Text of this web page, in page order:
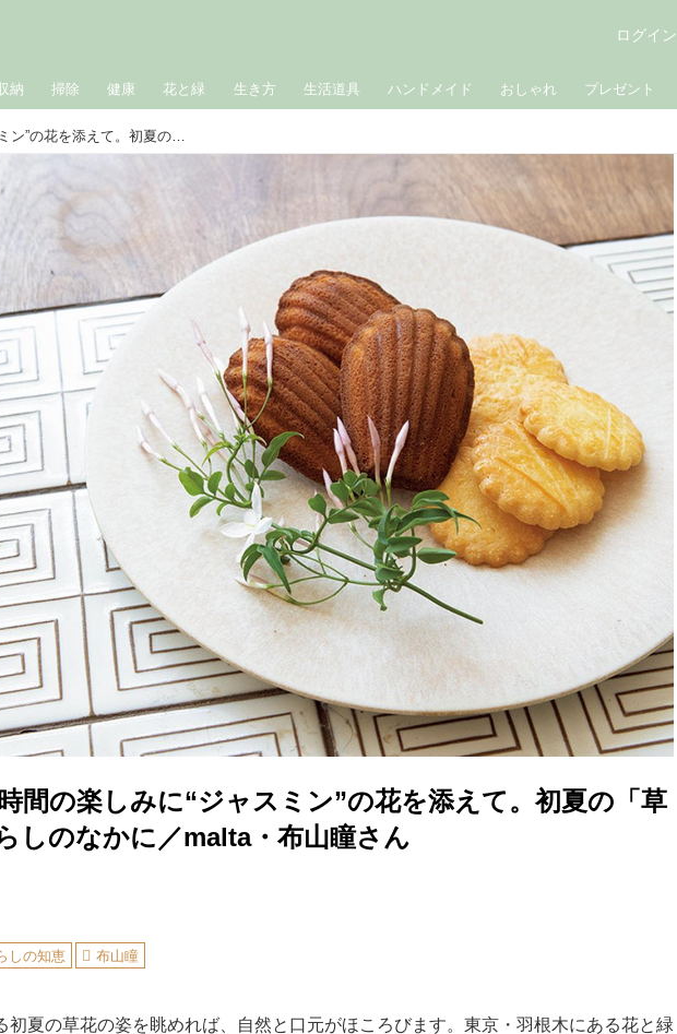
納 掃除 健康 花と緑 生き方 生活道具 ハンドメイド おしゃれ プレゼント
ログイン
おやつの時間の楽しみに“ジャスミン”の花を添えて。初夏の「草花」を暮らしのなかに／malta・布山瞳さん
間の楽しみに“ジャスミン”の花を添えて。初夏の「草
しのなかに／malta・布山瞳さん
しの知恵 布山瞳
初夏の草花の姿を眺めれば、自然と口元がほころびます。東京・羽根木にある花と緑